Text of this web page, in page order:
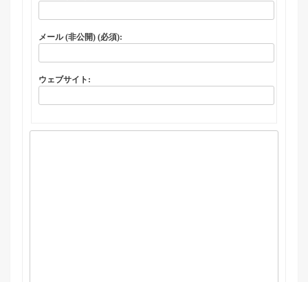
メール (非公開) (必須):
ウェブサイト: